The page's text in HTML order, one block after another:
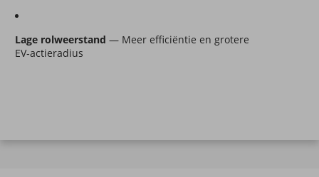
Lage rolweerstand — Meer efficiëntie en grotere
EV‑actieradius